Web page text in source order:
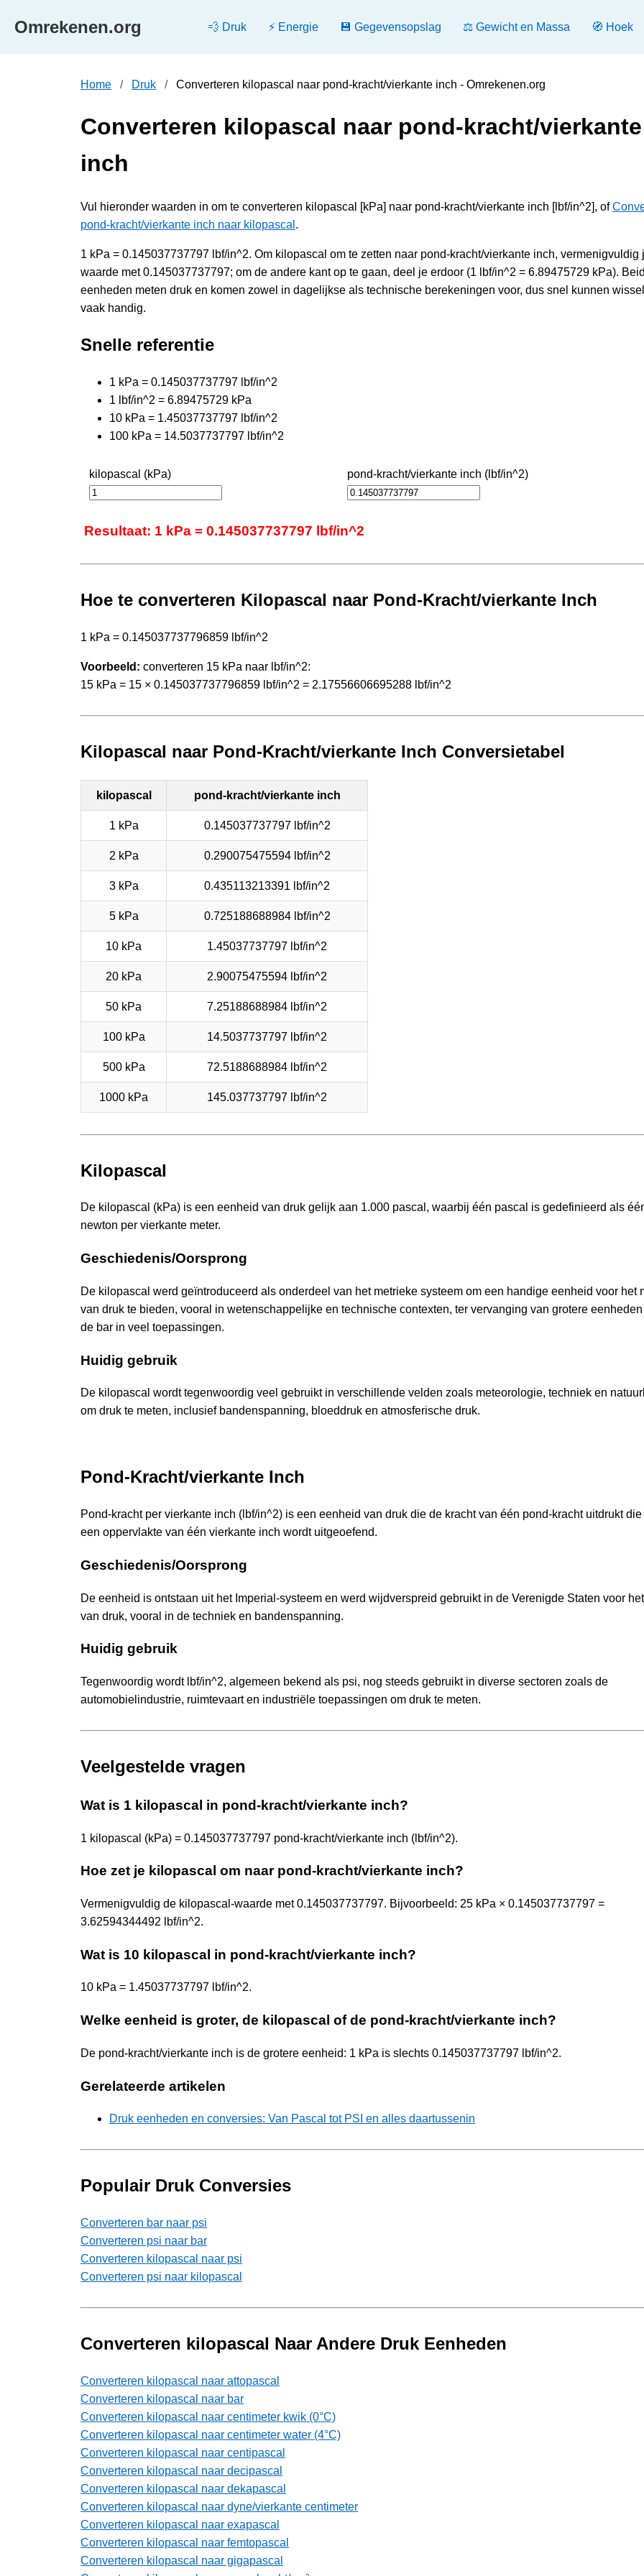
Omrekenen.org 💨 Druk ⚡ Energie 💾 Gegevensopslag ⚖️ Gewicht en Massa 🧭 Hoek
Home Druk Converteren kilopascal naar pond-kracht/vierkante inch - Omrekenen.org
Converteren kilopascal naar pond-kracht/vierkante
inch
Vul hieronder waarden in om te converteren kilopascal [kPa] naar pond-kracht/vierkante inch [lbf/in^2], of
pond-kracht/vierkante inch naar kilopascal .
1 kPa = 0.145037737797 lbf/in^2. Om kilopascal om te zetten naar pond-kracht/vierkante inch, vermenigvuldig
waarde met 0.145037737797; om de andere kant op te gaan, deel je erdoor (1 lbf/in^2 = 6.89475729 kPa).
eenheden meten druk en komen zowel in dagelijkse als technische berekeningen voor, dus snel kunnen
vaak handig.
Snelle referentie
1 kPa = 0.145037737797 lbf/in^2
1 lbf/in^2 = 6.89475729 kPa
10 kPa = 1.45037737797 lbf/in^2
100 kPa = 14.5037737797 lbf/in^2
kilopascal (kPa) pond-kracht/vierkante inch (lbf/in^2)
Resultaat: 1 kPa = 0.145037737797 lbf/in^2
Hoe te converteren Kilopascal naar Pond-Kracht/vierkante Inch
1 kPa = 0.145037737796859 lbf/in^2
Voorbeeld: converteren 15 kPa naar lbf/in^2:
15 kPa = 15 × 0.145037737796859 lbf/in^2 = 2.17556606695288 lbf/in^2
Kilopascal naar Pond-Kracht/vierkante Inch Conversietabel
kilopascal pond-kracht/vierkante inch
1 kPa 0.145037737797 lbf/in^2
2 kPa 0.290075475594 lbf/in^2
3 kPa 0.435113213391 lbf/in^2
5 kPa 0.725188688984 lbf/in^2
10 kPa 1.45037737797 lbf/in^2
20 kPa 2.90075475594 lbf/in^2
50 kPa 7.25188688984 lbf/in^2
100 kPa 14.5037737797 lbf/in^2
500 kPa 72.5188688984 lbf/in^2
1000 kPa 145.037737797 lbf/in^2
Kilopascal
De kilopascal (kPa) is een eenheid van druk gelijk aan 1.000 pascal, waarbij één pascal is gedefinieerd als
newton per vierkante meter.
Geschiedenis/Oorsprong
De kilopascal werd geïntroduceerd als onderdeel van het metrieke systeem om een handige eenheid voor het
van druk te bieden, vooral in wetenschappelijke en technische contexten, ter vervanging van grotere
de bar in veel toepassingen.
Huidig gebruik
De kilopascal wordt tegenwoordig veel gebruikt in verschillende velden zoals meteorologie, techniek en
om druk te meten, inclusief bandenspanning, bloeddruk en atmosferische druk.
Pond-Kracht/vierkante Inch
Pond-kracht per vierkante inch (lbf/in^2) is een eenheid van druk die de kracht van één pond-kracht uitdrukt
een oppervlakte van één vierkante inch wordt uitgeoefend.
Geschiedenis/Oorsprong
De eenheid is ontstaan uit het Imperial-systeem en werd wijdverspreid gebruikt in de Verenigde Staten voor
van druk, vooral in de techniek en bandenspanning.
Huidig gebruik
Tegenwoordig wordt lbf/in^2, algemeen bekend als psi, nog steeds gebruikt in diverse sectoren zoals de
automobielindustrie, ruimtevaart en industriële toepassingen om druk te meten.
Veelgestelde vragen
Wat is 1 kilopascal in pond-kracht/vierkante inch?
1 kilopascal (kPa) = 0.145037737797 pond-kracht/vierkante inch (lbf/in^2).
Hoe zet je kilopascal om naar pond-kracht/vierkante inch?
Vermenigvuldig de kilopascal-waarde met 0.145037737797. Bijvoorbeeld: 25 kPa × 0.145037737797 =
3.62594344492 lbf/in^2.
Wat is 10 kilopascal in pond-kracht/vierkante inch?
10 kPa = 1.45037737797 lbf/in^2.
Welke eenheid is groter, de kilopascal of de pond-kracht/vierkante inch?
De pond-kracht/vierkante inch is de grotere eenheid: 1 kPa is slechts 0.145037737797 lbf/in^2.
Gerelateerde artikelen
Druk eenheden en conversies: Van Pascal tot PSI en alles daartussenin
Populair Druk Conversies
Converteren bar naar psi
Converteren psi naar bar
Converteren kilopascal naar psi
Converteren psi naar kilopascal
Converteren kilopascal Naar Andere Druk Eenheden
Converteren kilopascal naar attopascal
Converteren kilopascal naar bar
Converteren kilopascal naar centimeter kwik (0°C)
Converteren kilopascal naar centimeter water (4°C)
Converteren kilopascal naar centipascal
Converteren kilopascal naar decipascal
Converteren kilopascal naar dekapascal
Converteren kilopascal naar dyne/vierkante centimeter
Converteren kilopascal naar exapascal
Converteren kilopascal naar femtopascal
Converteren kilopascal naar gigapascal